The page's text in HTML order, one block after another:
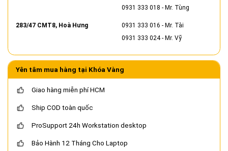
0931 333 018 - Mr. Tùng
283/47 CMT8, Hoà Hưng 0931 333 016 - Mr. Tài
0931 333 024- Mr. Vỹ
Yên tâm mua hàng tại Khóa Vàng
Giao hàng miễn phí HCM
Ship COD toàn quốc
ProSupport 24h Workstation desktop
Bảo Hành 12 Tháng Cho Laptop